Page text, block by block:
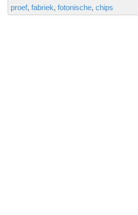
proef fabriek fotonische chips